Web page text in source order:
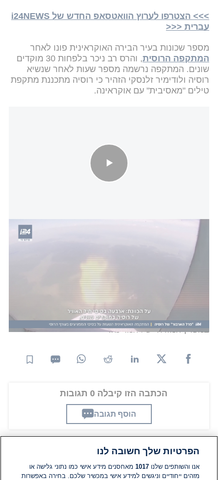
>>> הצטרפו לערוץ הוואטסאפ החדש של i24NEWS
עברית <<<
מספר שכונות בעיר הבירה האוקראינית פונו לאחר
המתקפה הרוסית
, והרס רב ניכר בלפחות 30 מוקדים
שונים. המתקפה נרשמה מספר שעות לאחר שנשיא
רוסיה ולודימיר זלנסקי הזהיר כי רוסיה מתכננת מתקפת
טילים "מאסיבית" עם אוקראינה.
אוקראינה במתקפה נועזת על בסיסי המפציצים בעורף של רוסיה
ראש עיריית קייב, ויטלי קליצ'קו, אמר כי "אנשים נותרו
לכודים מתחת להריסות בניין בן תשע קומות שקרס.
לפחות 17 בני אדם נהרגו, וכ-56 בני אדם נפצעו, בהם
שני ילדים
בחיל האוויר האוקראיני ציינו כי במהלך המתקפה,
בשל התקיפה, פינלנד הגבילה באופן זמני את התעופה
במפרץ המזרחי של המדינה.
הכתבה הזו קיבלה 0 תגובות
הוסף תגובה
תגובות
הפרטיות שלך חשובה לנו
אנו והשותפים שלנו1017 מאחסנים מידע אישי כמו נתוני גלישה או
מזהים ייחודיים וניגשים למידע אישי במכשיר שלכם. בחירה באפשרות